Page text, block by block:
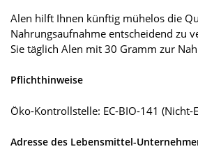
Alen hilft Ihnen künftig mühelos die
Nahrungsaufnahme entscheidend zu
Sie täglich Alen mit 30 Gramm zur
Pflichthinweise
Öko-Kontrollstelle: EC-BIO-141
Adresse des Lebensmittel-